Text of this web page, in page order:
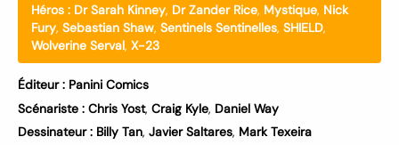
Héros : Dr Sarah Kinney, Dr Zander Rice, Mystique, Nick
Fury, Sebastian Shaw, Sentinels Sentinelles, SHIELD,
Wolverine Serval, X-23
Éditeur : Panini Comics
Scénariste : Chris Yost, Craig Kyle, Daniel Way
Dessinateur : Billy Tan, Javier Saltares, Mark Texeira